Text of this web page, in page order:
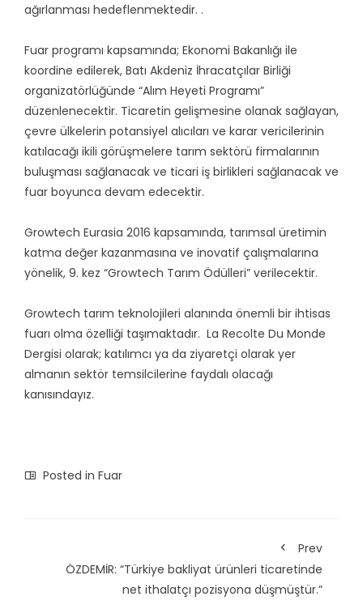
ağırlanması hedeflenmektedir. .
Fuar programı kapsamında; Ekonomi Bakanlığı ile
koordine edilerek, Batı Akdeniz İhracatçılar Birliği
organizatörlüğünde “Alım Heyeti Programı”
düzenlenecektir. Ticaretin gelişmesine olanak sağlayan,
çevre ülkelerin potansiyel alıcıları ve karar vericilerinin
katılacağı ikili görüşmelere tarım sektörü firmalarının
buluşması sağlanacak ve ticari iş birlikleri sağlanacak ve
fuar boyunca devam edecektir.
Growtech Eurasia 2016 kapsamında, tarımsal üretimin
katma değer kazanmasına ve inovatif çalışmalarına
yönelik, 9. kez “Growtech Tarım Ödülleri” verilecektir.
Growtech tarım teknolojileri alanında önemli bir ihtisas
fuarı olma özelliği taşımaktadır. La Recolte Du Monde
Dergisi olarak; katılımcı ya da ziyaretçi olarak yer
almanın sektör temsilcilerine faydalı olacağı
kanısındayız.
Posted in Fuar
Prev
ÖZDEMİR: “Türkiye bakliyat ürünleri ticaretinde
net ithalatçı pozisyona düşmüştür.”